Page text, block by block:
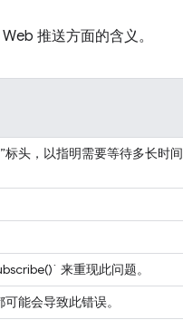
推送方面的含义。
头，以指明需要等待多长时间
来重现此问题。
能会导致此错误。